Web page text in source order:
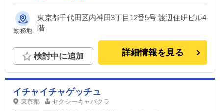
勤務地
東京都千代田区内神田3丁目12番5号 渡辺住研ビル4
階
検討中に追加 詳細情報を見る
イチャイチャゲッチュ
東京都 セクシーキャバクラ